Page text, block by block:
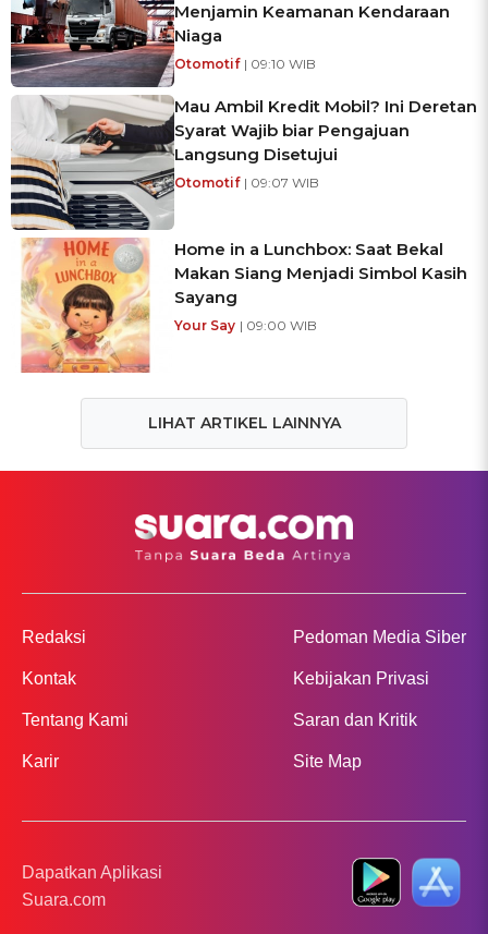
Menjamin Keamanan Kendaraan
Niaga
Otomotif | 09:10 WIB
Mau Ambil Kredit Mobil? Ini Deretan
Syarat Wajib biar Pengajuan
Langsung Disetujui
Otomotif | 09:07 WIB
Home in a Lunchbox: Saat Bekal
Makan Siang Menjadi Simbol Kasih
Sayang
Your Say | 09:00 WIB
LIHAT ARTIKEL LAINNYA
Redaksi
Kontak
Tentang Kami
Karir
Pedoman Media Siber
Kebijakan Privasi
Saran dan Kritik
Site Map
Dapatkan Aplikasi
Suara.com